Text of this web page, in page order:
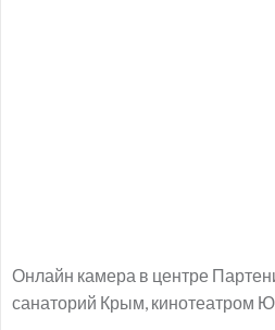
Онлайн камера в центре
санаторий Крым, кинотеатром